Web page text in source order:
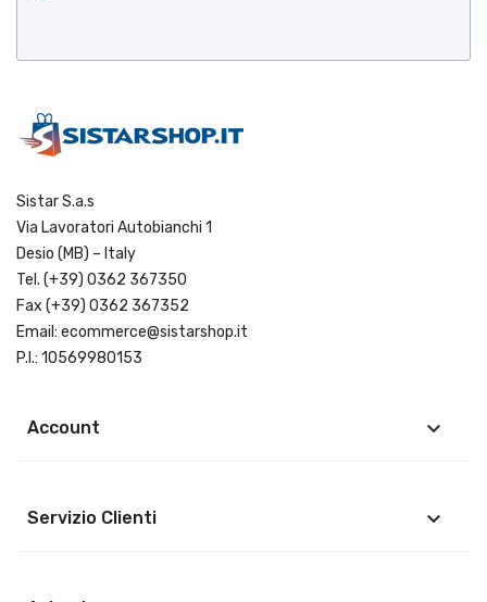
Sistar S.a.s
Via Lavoratori Autobianchi 1
Desio (MB) – Italy
Tel. (+39) 0362 367350
Fax (+39) 0362 367352
Email: ecommerce@sistarshop.it
P.I.: 10569980153
Account keyboard_arrow_down
Servizio Clienti keyboard_arrow_down